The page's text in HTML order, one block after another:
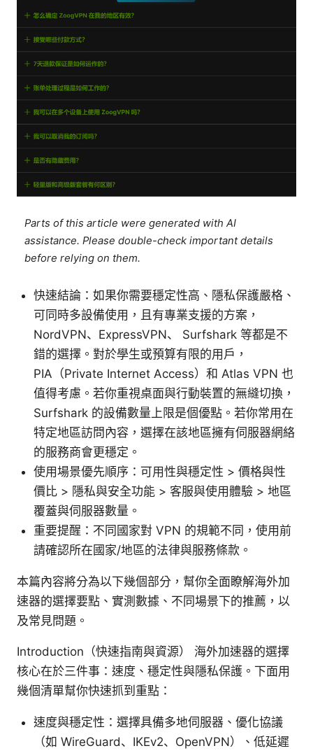
Parts of this article were generated with AI
assistance. Please double-check important details
before relying on them.
快速結論：如果你需要穩定性高、隱私保護嚴格、
可同時多設備使用，且有專業支援的方案，
NordVPN、ExpressVPN、 Surfshark 等都是不
錯的選擇。對於學生或預算有限的用戶，
PIA（Private Internet Access）和 Atlas VPN 也
值得考慮。若你重視桌面與行動裝置的無縫切換，
Surfshark 的設備數量上限是個優點。若你常用在
特定地區訪問內容，選擇在該地區擁有伺服器網絡
的服務商會更穩定。
使用場景優先順序：可用性與穩定性 > 價格與性
價比 > 隱私與安全功能 > 客服與使用體驗 > 地區
覆蓋與伺服器數量。
重要提醒：不同國家對 VPN 的規範不同，使用前
請確認所在國家/地區的法律與服務條款。
本篇內容將分為以下幾個部分，幫你全面瞭解海外加
速器的選擇要點、實測數據、不同場景下的推薦，以
及常見問題。
Introduction（快速指南與資源） 海外加速器的選擇
核心在於三件事：速度、穩定性與隱私保護。下面用
幾個清單幫你快速抓到重點：
速度與穩定性：選擇具備多地伺服器、優化協議
（如 WireGuard、IKEv2、OpenVPN）、低延遲